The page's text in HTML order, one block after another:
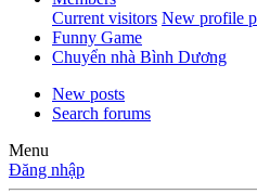
Current visitors New profile
Funny Game
Chuyển nhà Bình Dương
New posts
Search forums
Menu
Đăng nhập